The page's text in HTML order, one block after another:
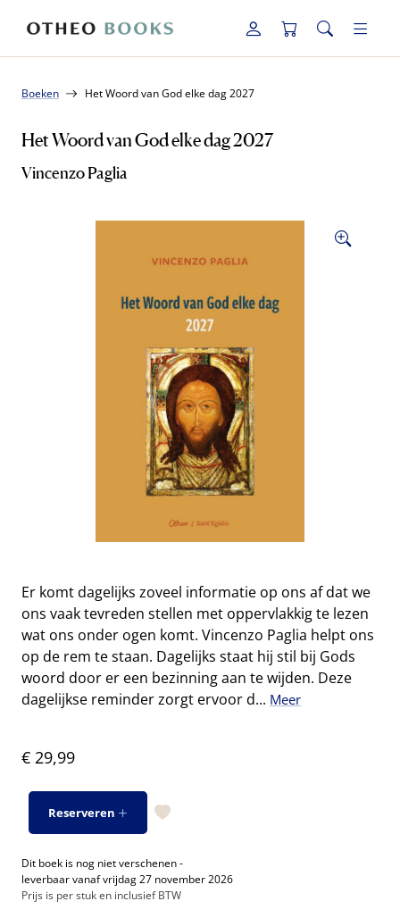
Boeken Het Woord van God elke dag 2027
Het Woord van God elke dag 2027
Vincenzo Paglia
Er komt dagelijks zoveel informatie op ons af dat we
ons vaak tevreden stellen met oppervlakkig te lezen
wat ons onder ogen komt. Vincenzo Paglia helpt ons
op de rem te staan. Dagelijks staat hij stil bij Gods
woord door er een bezinning aan te wijden. Deze
dagelijkse reminder zorgt ervoor d... Meer
€ 29,99
Reserveren
Dit boek is nog niet verschenen -
leverbaar vanaf vrijdag 27 november 2026
Prijs is per stuk en inclusief BTW